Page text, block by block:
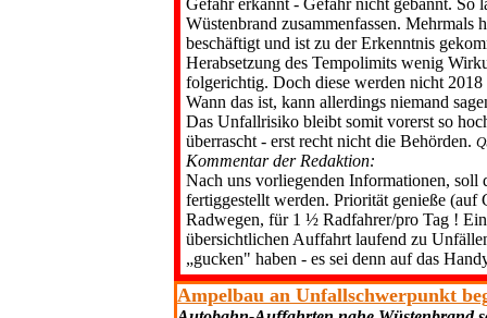
Gefahr erkannt - Gefahr nicht gebannt. So
Wüsten­brand zusammenfassen.
be­schäftigt und ist zu der Erkenntnis
Herabsetzung des Tempolimits wenig
folgerichtig. Doch diese werden nicht
Wann das ist, kann allerdings niemand
Das Unfallrisiko bleibt somit vor­erst so
überrascht - erst recht nicht die Behörden.
Kommentar der Redaktion:
Nach uns vorliegenden Informationen,
fertiggestellt werden. Priorität genieße (auf
Radwegen, für 1 ½ Radfahrer/pro Tag !
übersichtlichen Auffahrt laufend zu
„gucken" haben - es sei denn auf das
Ampelbau an Unfallschwerpunkt